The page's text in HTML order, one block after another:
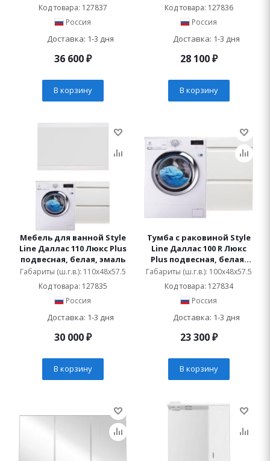
Код товара: 127837
Россия
Доставка: 1-3 дня
36 600₽
В корзину
Код товара: 127836
Россия
Доставка: 1-3 дня
28 100₽
В корзину
Мебель для ванной Style
Line Даллас 110 Люкс Plus
подвесная, белая, эмаль
Габариты (ш.г.в.): 110x48x57.5
Код товара: 127835
Россия
Доставка: 1-3 дня
30 000₽
В корзину
Тумба с раковиной Style
Line Даллас 100 R Люкс
Plus подвесная, белая,
эмаль
Габариты (ш.г.в.): 100x48x57.5
Код товара: 127834
Россия
Доставка: 1-3 дня
23 300₽
В корзину